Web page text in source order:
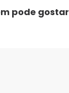
pode gostar